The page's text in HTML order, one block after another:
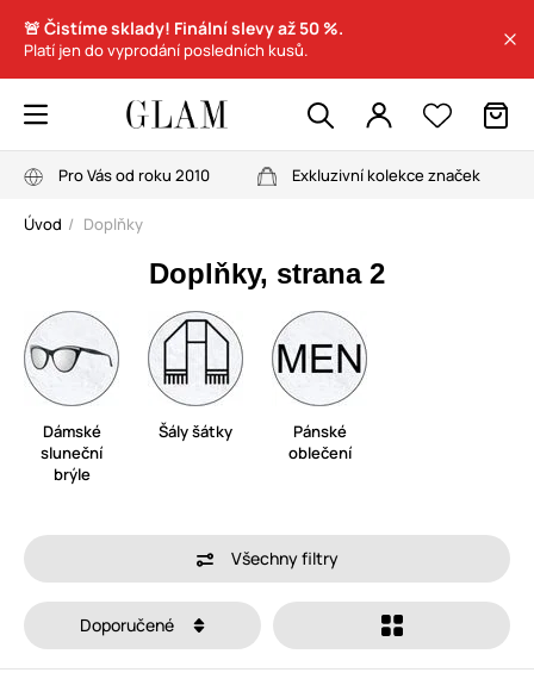
🚨 Čistíme sklady! Finální slevy až 50 %.
Platí jen do vyprodání posledních kusů.
Pro Vás od roku 2010 Exkluzivní kolekce značek
Úvod Doplňky
Doplňky, strana 2
Dámské
sluneční
brýle
Šály šátky
Pánské
oblečení
Všechny filtry
Doporučené